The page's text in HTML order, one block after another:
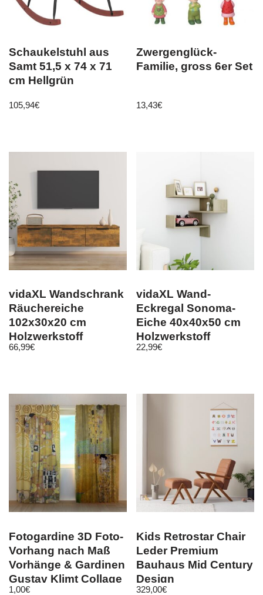
Schaukelstuhl aus
Samt 51,5 x 74 x 71
cm Hellgrün
105,94€
Zwergenglück-
Familie, gross 6er Set
13,43€
vidaXL Wandschrank
Räuchereiche
102x30x20 cm
Holzwerkstoff
66,99€
vidaXL Wand-
Eckregal Sonoma-
Eiche 40x40x50 cm
Holzwerkstoff
22,99€
Fotogardine 3D Foto-
Vorhang nach Maß
Vorhänge & Gardinen
Gustav Klimt Collage
1,00€
Kids Retrostar Chair
Leder Premium
Bauhaus Mid Century
Design
329,00€